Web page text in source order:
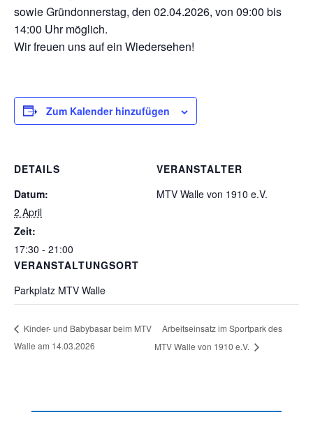
sowie Gründonnerstag, den 02.04.2026, von 09:00 bis
14:00 Uhr möglich.
Wir freuen uns auf ein Wiedersehen!
Zum Kalender hinzufügen
DETAILS
Datum:
2 April
Zeit:
17:30 - 21:00
VERANSTALTUNGSORT
Parkplatz MTV Walle
VERANSTALTER
MTV Walle von 1910 e.V.
Kinder- und Babybasar beim MTV
Walle am 14.03.2026
Arbeitseinsatz im Sportpark des
MTV Walle von 1910 e.V.